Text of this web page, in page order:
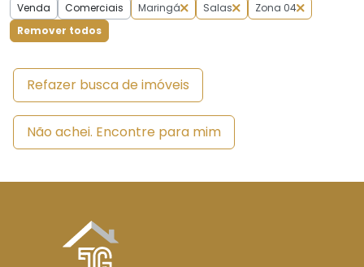
Venda Comerciais Maringá Salas
Zona 04
Remover todos
Refazer busca de imóveis
Não achei. Encontre para mim